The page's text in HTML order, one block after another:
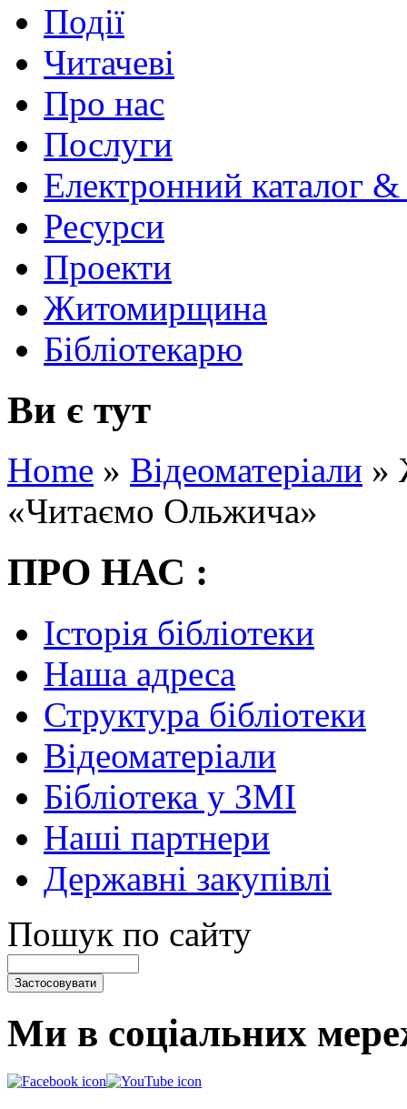
Події
Читачеві
Про нас
Послуги
Електронний каталог
Ресурси
Проекти
Житомирщина
Бібліотекарю
Ви є тут
Home » Відеоматеріали »
«Читаємо Ольжича»
ПРО НАС :
Історія бібліотеки
Наша адреса
Структура бібліотеки
Відеоматеріали
Бібліотека у ЗМІ
Наші партнери
Державні закупівлі
Пошук по сайту
Ми в соціальних